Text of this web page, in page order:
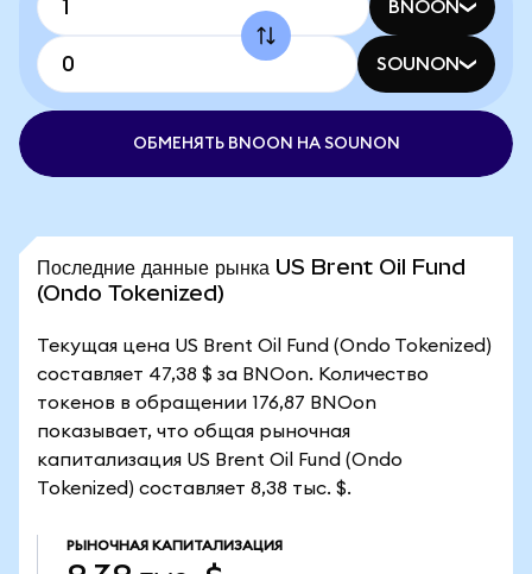
BNOON
SOUNON
ОБМЕНЯТЬ BNOON НА SOUNON
Последние данные рынка US Brent Oil Fund
(Ondo Tokenized)
Текущая цена US Brent Oil Fund (Ondo Tokenized)
составляет 47,38 $ за BNOon. Количество
токенов в обращении 176,87 BNOon
показывает, что общая рыночная
капитализация US Brent Oil Fund (Ondo
Tokenized) составляет 8,38 тыс. $.
РЫНОЧНАЯ КАПИТАЛИЗАЦИЯ